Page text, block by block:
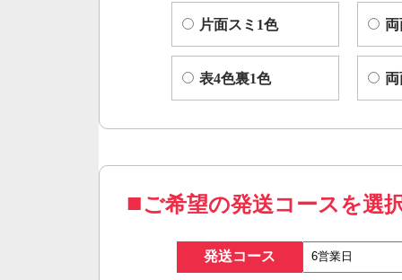
片面スミ1色
表4色裏1色
ご希望の発送コースを選
発送コース